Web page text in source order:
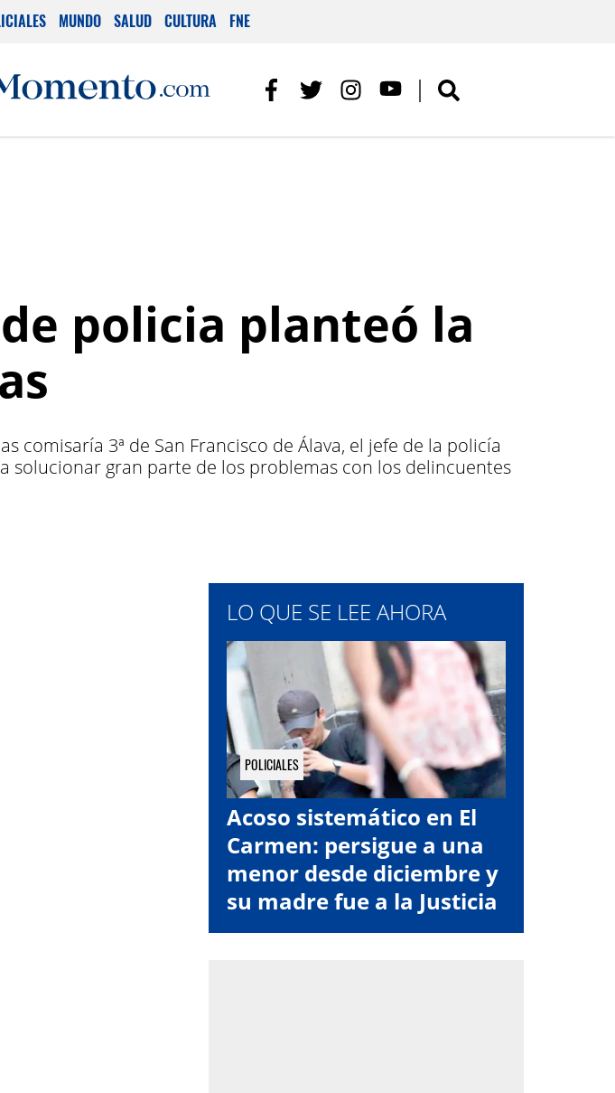
MUNDO SALUD CULTURA FNE
policia planteó la
comisaría 3ª de San Francisco de Álava, el jefe de la policía
solucionar gran parte de los problemas con los delincuentes
LO QUE SE LEE AHORA
POLICIALES
Acoso sistemático en El
Carmen: persigue a una
menor desde diciembre y
su madre fue a la Justicia